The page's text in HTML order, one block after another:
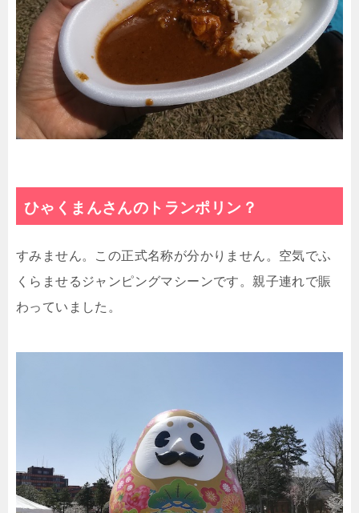
ひゃくまんさんのトランポリン？
すみません。この正式名称が分かりません。空気でふ
くらませるジャンピングマシーンです。親子連れで賑
わっていました。